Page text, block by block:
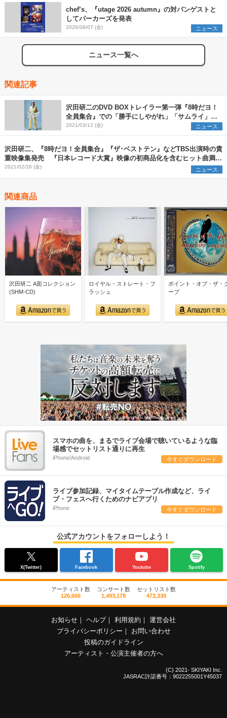
chef’s、『utage 2026 autumn』の対バンゲストと
してパーカーズを発表
2026/08/07 (金) ニュース
ニュース一覧へ
関連記事
沢田研二のDVD BOXトレイラー第一弾『8時だヨ！
全員集合』での「勝手にしやがれ」「サムライ」な
ど歌唱映像公開
2021/03/12 (金) ニュース
沢田研二、『8時だヨ！全員集合』『ザ･ベストテン』などTBS出演時の貴
重映像集発売 『日本レコード大賞』映像の初商品化を含むヒット曲満載
のDVD7枚組
2021/02/26 (金) ニュース
関連商品
沢田研二 A面コレクション
(SHM-CD)
ロイヤル・ストレート・フ
ラッシュ
ポイント・オブ・ザ・
ーブ
スマホの曲を、まるでライブ会場で聴いているような臨
場感でセットリスト通りに再生
iPhone/Android 今すぐダウンロード
ライブ参加記録、マイタイムテーブル作成など、ライ
ブ・フェスへ行くためのナビアプリ
iPhone 今すぐダウンロード
公式アカウントをフォローしよう！
X(Twitter) Facebook Youtube Spotify
アーティスト数
126,666
コンサート数
1,493,178
セットリスト数
472,330
お知らせ ヘルプ 利用規約
運営会社
プライバシーポリシー
お問い合わせ
投稿のガイドライン
アーティスト・公演主催者の方へ
(C) 2021- SKIYAKI Inc.
JASRAC許諾番号：9022255001Y45037